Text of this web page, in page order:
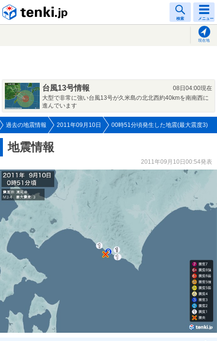
検索 メニュー
現在地
台風13号情報
08日04:00現在
大型で非常に強い台風13号が久米島の北北西約40kmを南南西に
進んでいます
過去の地震情報 2011年09月10日 00時51分頃発生した地震(最大震度3)
地震情報
2011年09月10日00:54発表